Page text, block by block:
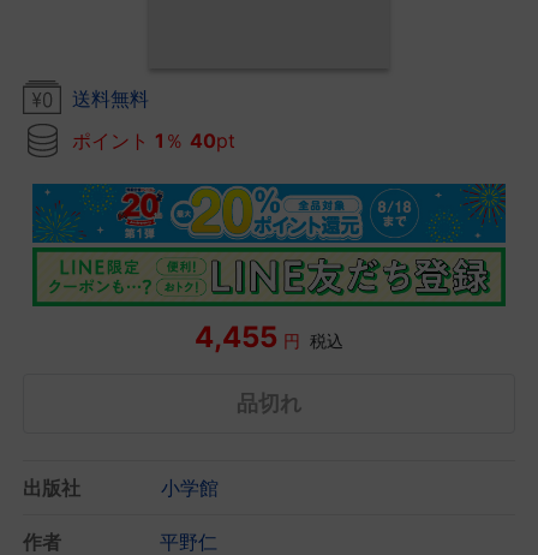
送料無料
ポイント 1 ％ 40pt
4,455 円 税込
品切れ
出版社 小学館
作者 平野仁